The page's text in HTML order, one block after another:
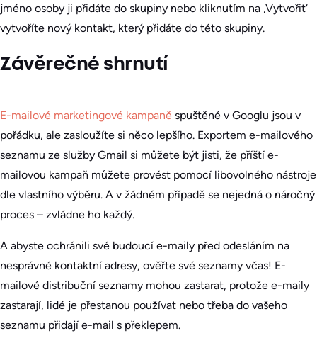
jméno osoby ji přidáte do skupiny nebo kliknutím na ‚Vytvořit‘
vytvoříte nový kontakt, který přidáte do této skupiny.
Závěrečné shrnutí
E-mailové marketingové kampaně spuštěné v Googlu jsou v
pořádku, ale zasloužíte si něco lepšího. Exportem e-mailového
seznamu ze služby Gmail si můžete být jisti, že příští e-
mailovou kampaň můžete provést pomocí libovolného nástroje
dle vlastního výběru. A v žádném případě se nejedná o náročný
proces – zvládne ho každý.
A abyste ochránili své budoucí e-maily před odesláním na
nesprávné kontaktní adresy, ověřte své seznamy včas! E-
mailové distribuční seznamy mohou zastarat, protože e-maily
zastarají, lidé je přestanou používat nebo třeba do vašeho
seznamu přidají e-mail s překlepem.